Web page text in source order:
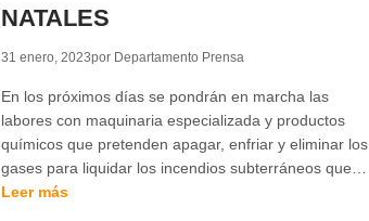
NATALES
31 enero, 2023por Departamento Prensa
En los próximos días se pondrán en marcha las
labores con maquinaria especializada y productos
químicos que pretenden apagar, enfriar y eliminar los
gases para liquidar los incendios subterráneos que…
Leer más